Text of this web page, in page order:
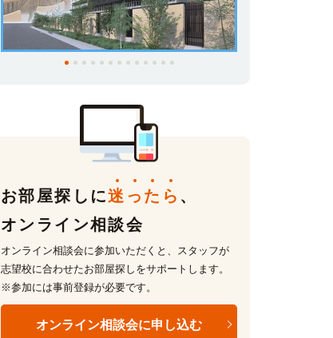
お部屋探しに迷 っ た ら 、
オンライン相談会
オンライン相談会に参加いただくと、スタッフが
志望校に合わせたお部屋探しをサポートします。
※参加には事前登録が必要です。
オンライン相談会に申し込む